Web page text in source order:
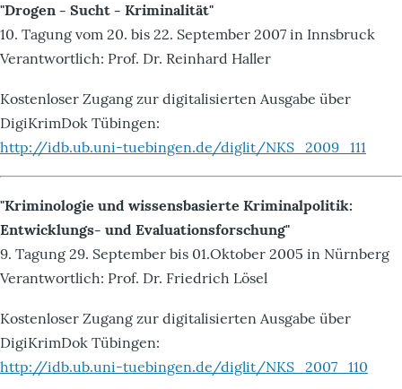
"Drogen - Sucht - Kriminalität"
10. Tagung vom 20. bis 22. September 2007 in Innsbruck
Verantwortlich: Prof. Dr. Reinhard Haller
Kostenloser Zugang zur digitalisierten Ausgabe über
DigiKrimDok Tübingen:
http://idb.ub.uni-tuebingen.de/diglit/NKS_2009_111
"Kriminologie und wissensbasierte Kriminalpolitik:
Entwicklungs- und Evaluationsforschung"
9. Tagung 29. September bis 01.Oktober 2005 in Nürnberg
Verantwortlich: Prof. Dr. Friedrich Lösel
Kostenloser Zugang zur digitalisierten Ausgabe über
DigiKrimDok Tübingen:
http://idb.ub.uni-tuebingen.de/diglit/NKS_2007_110